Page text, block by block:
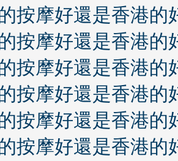
按摩好還是香港的
按摩好還是香港的
按摩好還是香港的
按摩好還是香港的
按摩好還是香港的
按摩好還是香港的